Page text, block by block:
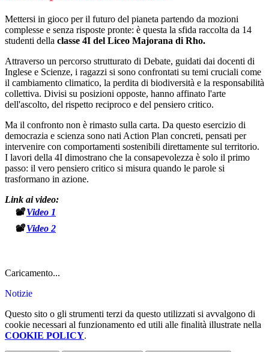
Mettersi in gioco per il futuro del pianeta partendo da mozioni
complesse e senza risposte pronte: è questa la sfida raccolta da 14
studenti della classe 4I del Liceo Majorana di Rho.
Attraverso un percorso strutturato di Debate, guidati dai docenti di
Inglese e Scienze, i ragazzi si sono confrontati su temi cruciali come
il cambiamento climatico, la perdita di biodiversità e la responsabilità
collettiva. Divisi su posizioni opposte, hanno affinato l'arte
dell'ascolto, del rispetto reciproco e del pensiero critico.
Ma il confronto non è rimasto sulla carta. Da questo esercizio di
democrazia e scienza sono nati Action Plan concreti, pensati per
intervenire con comportamenti sostenibili direttamente sul territorio.
I lavori della 4I dimostrano che la consapevolezza è solo il primo
passo: il vero pensiero critico si misura quando le parole si
trasformano in azione.
Link ai video:
📽️Video 1
📽️Video 2
Caricamento...
Notizie
Questo sito o gli strumenti terzi da questo utilizzati si avvalgono di
cookie necessari al funzionamento ed utili alle finalità illustrate nella
COOKIE POLICY.